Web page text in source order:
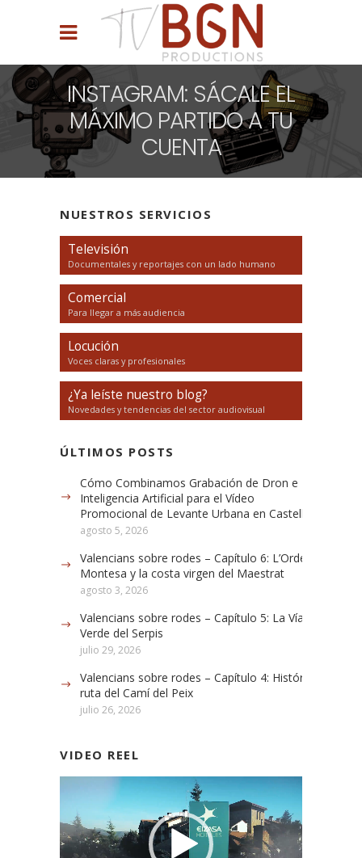
INSTAGRAM: SÁCALE EL
MÁXIMO PARTIDO A TU
CUENTA
NUESTROS SERVICIOS
Televisión
Documentales y reportajes con un lado humano
Comercial
Para llegar a más audiencia
Locución
Voces claras y profesionales
¿Ya leíste nuestro blog?
Novedades y tendencias del sector audiovisual
ÚLTIMOS POSTS
Cómo Combinamos Grabación de Dron e
Inteligencia Artificial para el Vídeo
Promocional de Levante Urbana en Castellón
agosto 5, 2026
Valencians sobre rodes – Capítulo 6: L’Orde de
Montesa y la costa virgen del Maestrat
agosto 3, 2026
Valencians sobre rodes – Capítulo 5: La Vía
Verde del Serpis
julio 29, 2026
Valencians sobre rodes – Capítulo 4: Histórica
ruta del Camí del Peix
julio 26, 2026
VIDEO REEL
vídeo